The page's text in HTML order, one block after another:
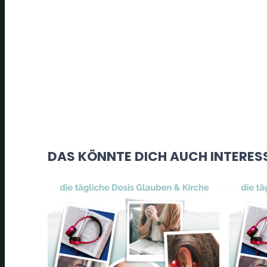
DAS KÖNNTE DICH AUCH